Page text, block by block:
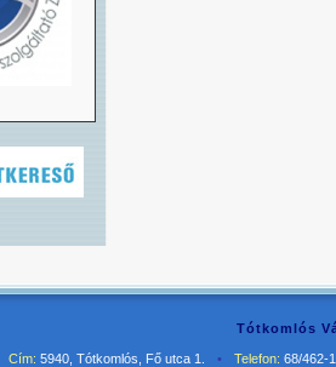
Tótkomlós
Cím: 5940, Tótkomlós, Fő utca 1. • Telefon: 68/462-